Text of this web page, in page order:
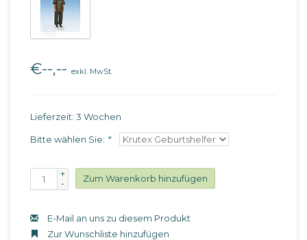
€--,-- exkl. MwSt.
Lieferzeit: 3 Wochen
Bitte wählen Sie: *
+
-
Zum Warenkorb hinzufügen
E-Mail an uns zu diesem Produkt
Zur Wunschliste hinzufügen